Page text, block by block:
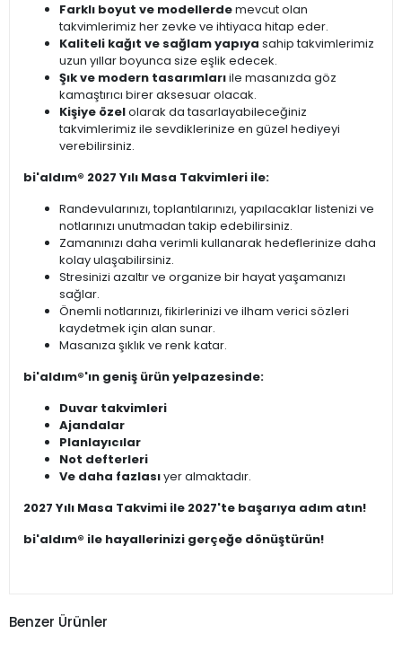
Farklı boyut ve modellerdemevcut olan
takvimlerimiz her zevke ve ihtiyaca hitap eder.
Kaliteli kağıt ve sağlam yapıya sahip takvimlerimiz
uzun yıllar boyunca size eşlik edecek.
Şık ve modern tasarımlarıile masanızda göz
kamaştırıcı birer aksesuar olacak.
Kişiye özelolarak da tasarlayabileceğiniz
takvimlerimiz ile sevdiklerinize en güzel hediyeyi
verebilirsiniz.
bi'aldım® 2027 Yılı Masa Takvimleri ile:
Randevularınızı, toplantılarınızı, yapılacaklar listenizi ve
notlarınızı unutmadan takip edebilirsiniz.
Zamanınızı daha verimli kullanarak hedeflerinize daha
kolay ulaşabilirsiniz.
Stresinizi azaltır ve organize bir hayat yaşamanızı
sağlar.
Önemli notlarınızı, fikirlerinizi ve ilham verici sözleri
kaydetmek için alan sunar.
Masanıza şıklık ve renk katar.
bi'aldım®'ın geniş ürün yelpazesinde:
Duvar takvimleri
Ajandalar
Planlayıcılar
Not defterleri
Ve daha fazlasıyer almaktadır.
2027 Yılı Masa Takvimi ile 2027'te başarıya adım atın!
bi'aldım® ile hayallerinizi gerçeğe dönüştürün!
Benzer Ürünler